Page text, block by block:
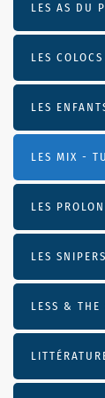
LES AS DU
LES COLOCS
LES
LES MIX -
LES
LES
LESS & THE